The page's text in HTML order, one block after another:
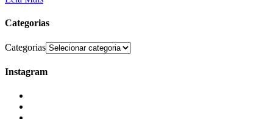
Categorias
Categorias
Instagram